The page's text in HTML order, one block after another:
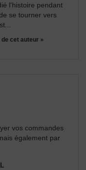
l'histoire pendant
se tourner vers
cet auteur »
vos commandes
également par